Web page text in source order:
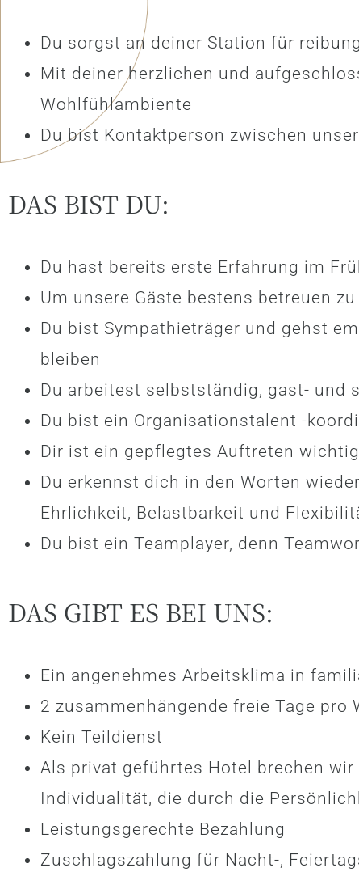
Du sorgst an deiner Station für
Mit deiner herzlichen und
Wohlfühlambiente
Du bist Kontaktperson zwischen
DAS BIST DU:
Du hast bereits erste Erfahrung im
Um unsere Gäste bestens betreuen
Du bist Sympathieträger und gehst
bleiben
Du arbeitest selbstständig, gast- und
Du bist ein Organisationstalent -
Dir ist ein gepflegtes Auftreten wichtig
Du erkennst dich in den Worten
Ehrlichkeit, Belastbarkeit und
Du bist ein Teamplayer, denn
DAS GIBT ES BEI UNS:
Ein angenehmes Arbeitsklima in
2 zusammenhängende freie Tage pro
Kein Teildienst
Als privat geführtes Hotel brechen
Individualität, die durch die
Leistungsgerechte Bezahlung
Zuschlagszahlung für Nacht-,